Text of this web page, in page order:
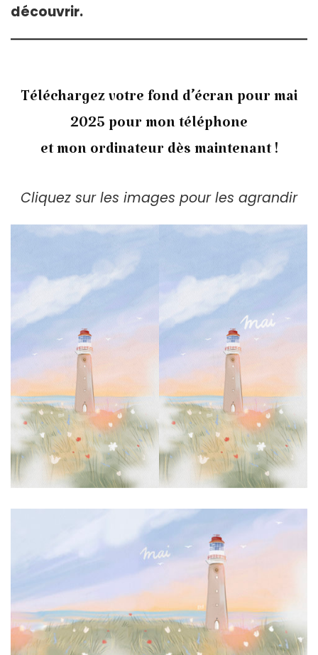
découvrir.
Téléchargez votre fond d’écran pour mai
2025 pour mon téléphone
et mon ordinateur dès maintenant !
Cliquez sur les images pour les agrandir